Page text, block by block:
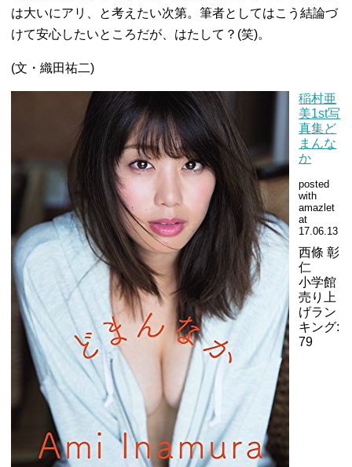
は大いにアリ、と考えたい次第。筆者としてはこう結論づ
けて安心したいところだが、はたして？(笑)。
(文・織田祐二)
稲村亜
美1st写
真集ど
まんな
か
posted
with
amazlet
at
17.06.13
西條 彰
仁
小学館
売り上
げラン
キング:
79